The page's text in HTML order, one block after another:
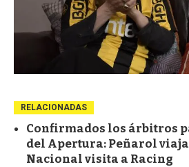
RELACIONADAS
Confirmados los árbitros
del Apertura: Peñarol
Nacional visita a Racing